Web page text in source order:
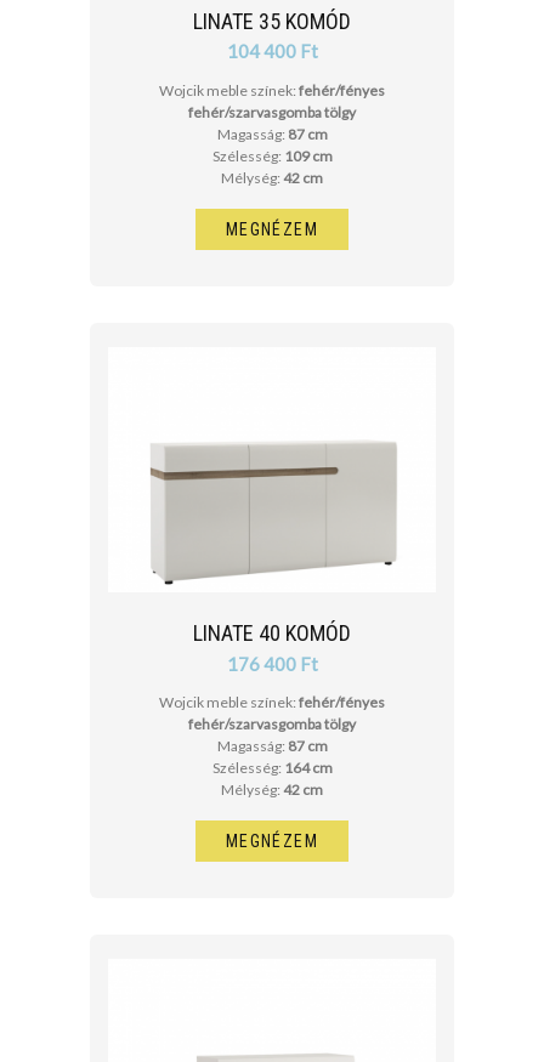
LINATE 35 KOMÓD
104 400 Ft
Wojcik meble színek: fehér/fényes
fehér/szarvasgomba tölgy
Magasság: 87 cm
Szélesség: 109 cm
Mélység: 42 cm
MEGNÉZEM
LINATE 40 KOMÓD
176 400 Ft
Wojcik meble színek: fehér/fényes
fehér/szarvasgomba tölgy
Magasság: 87 cm
Szélesség: 164 cm
Mélység: 42 cm
MEGNÉZEM